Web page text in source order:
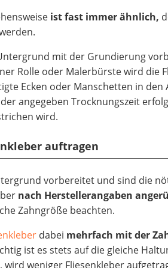
ist fast immer ähnlich,
mit der Grundierung
Rolle oder Malerbürste wird die
Ecken oder Manschetten in
angegeben Trocknungszeit
wird.
auftragen
vorbereitet und sind die
nach Herstellerangaben
Zahngröße beachten.
dabei mehrfach mit der
ist es stets auf die gleiche
wird weniger Fliesenkleber